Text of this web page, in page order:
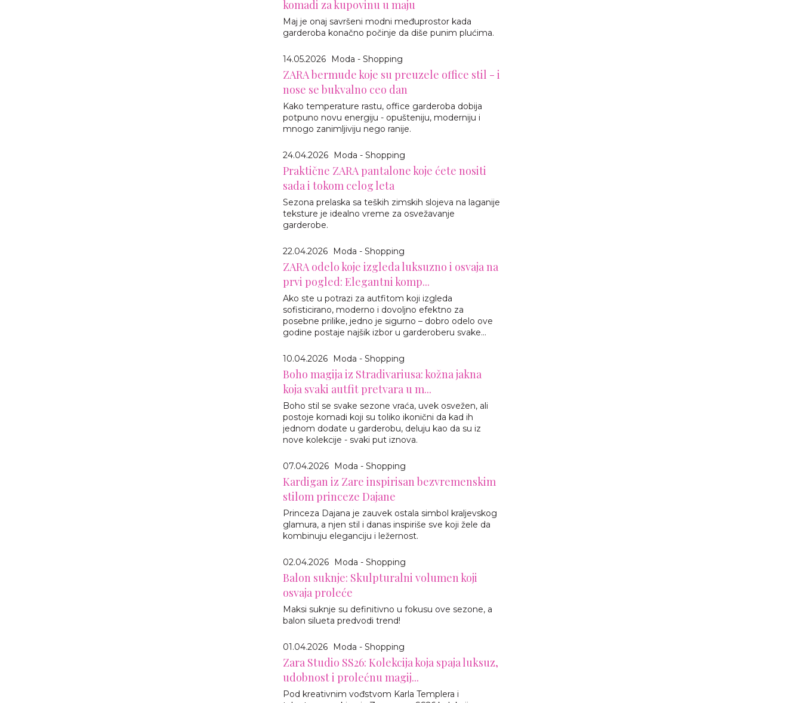
komadi za kupovinu u maju
Maj je onaj savršeni modni međuprostor kada
garderoba konačno počinje da diše punim plućima.
14.05.2026 Moda - Shopping
ZARA bermude koje su preuzele office stil - i
nose se bukvalno ceo dan
Kako temperature rastu, office garderoba dobija
potpuno novu energiju - opušteniju, moderniju i
mnogo zanimljiviju nego ranije.
24.04.2026 Moda - Shopping
Praktične ZARA pantalone koje ćete nositi
sada i tokom celog leta
Sezona prelaska sa teških zimskih slojeva na laganije
teksture je idealno vreme za osvežavanje
garderobe.
22.04.2026 Moda - Shopping
ZARA odelo koje izgleda luksuzno i osvaja na
prvi pogled: Elegantni komp...
Ako ste u potrazi za autfitom koji izgleda
sofisticirano, moderno i dovoljno efektno za
posebne prilike, jedno je sigurno – dobro odelo ove
godine postaje najšik izbor u garderoberu svake...
10.04.2026 Moda - Shopping
Boho magija iz Stradivariusa: kožna jakna
koja svaki autfit pretvara u m...
Boho stil se svake sezone vraća, uvek osvežen, ali
postoje komadi koji su toliko ikonični da kad ih
jednom dodate u garderobu, deluju kao da su iz
nove kolekcije - svaki put iznova.
07.04.2026 Moda - Shopping
Kardigan iz Zare inspirisan bezvremenskim
stilom princeze Dajane
Princeza Dajana je zauvek ostala simbol kraljevskog
glamura, a njen stil i danas inspiriše sve koji žele da
kombinuju eleganciju i ležernost.
02.04.2026 Moda - Shopping
Balon suknje: Skulpturalni volumen koji
osvaja proleće
Maksi suknje su definitivno u fokusu ove sezone, a
balon silueta predvodi trend!
01.04.2026 Moda - Shopping
Zara Studio SS26: Kolekcija koja spaja luksuz,
udobnost i prolećnu magij...
Pod kreativnim vođstvom Karla Templera i